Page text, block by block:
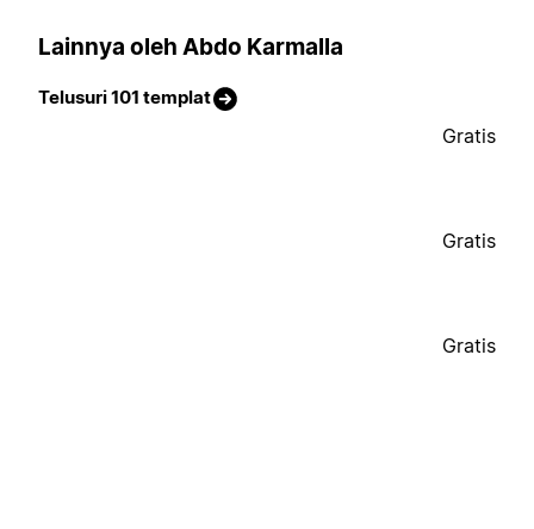
Lainnya oleh Abdo Karmalla
Telusuri 101 templat
Gratis
Gratis
Gratis